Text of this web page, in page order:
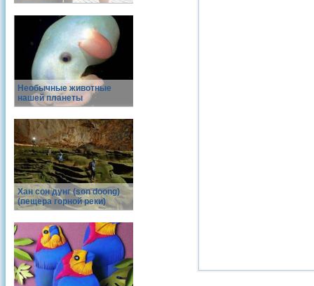
Необычные животные
нашей планеты
Хан сон дунг (son doong)
(пещера горной реки)